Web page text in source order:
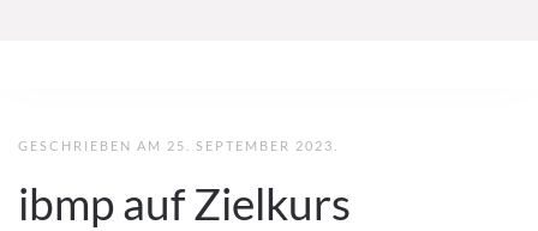
GESCHRIEBEN AM 25. SEPTEMBER 2023
ibmp auf Zielkurs